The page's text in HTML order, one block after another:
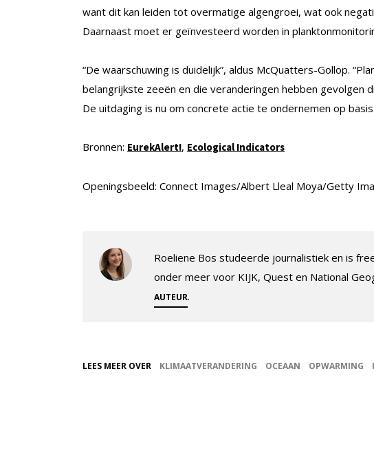
want dit kan leiden tot overmatige algengroei, wat ook
Daarnaast moet er geïnvesteerd worden in
“De waarschuwing is duidelijk”, aldus McQuatters-Gollop.
belangrijkste zeeën en die veranderingen hebben gevolgen
De uitdaging is nu om concrete actie te ondernemen op
Bronnen: EurekAlert!, Ecological Indicators
Openingsbeeld: Connect Images/Albert Lleal Moya/Getty
Roeliene Bos studeerde journalistiek en is
onder meer voor KIJK, Quest en National
AUTEUR.
LEES MEER OVER KLIMAATVERANDERING OCEAAN OPWARMING